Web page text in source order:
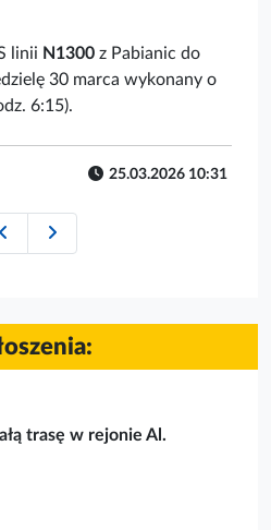
linii N1300 z Pabianic do
30 marca wykonany o
6:15).
25.03.2026 10:31
27 marca – Droga Krzyżowa
29 marca bieg na 10 km –
trasę w rejonie Al.